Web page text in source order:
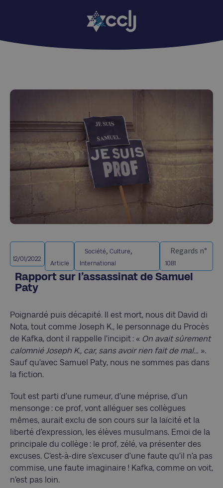
12/01/2022
Article
Société, Culture,
International
Regards n°
1081
Rapport sur l’assassinat de Samuel
Paty
Poignardé puis décapité. Il est mort, nous dit David di
Nota, tout comme Joseph K., le personnage du Procès
de Kafka, dont il rappelle l’incipit : « On avait sûrement
calomnié Joseph K., car, sans avoir rien fait de mal… ».
Sauf qu’avec Samuel Paty, nous ne sommes pas dans
la fiction.
Tout est parti d’une rumeur, d’une méprise, d’un
mensonge : ce prof, vont alléguer ses collègues
mêmes, aurait exclu de son cours sur la laïcité et la
liberté d’expression, les élèves musulmans. Emoi de la
principale du collège : le prof, zélé, va présenter des
excuses. C’est-à-dire s’excuser d’une faute qu’il n’a pas
commise, une faute imaginaire ! Kafka, comme on voit,
n’est pas loin.